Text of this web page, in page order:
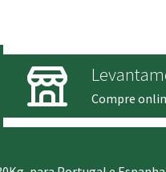
Compre